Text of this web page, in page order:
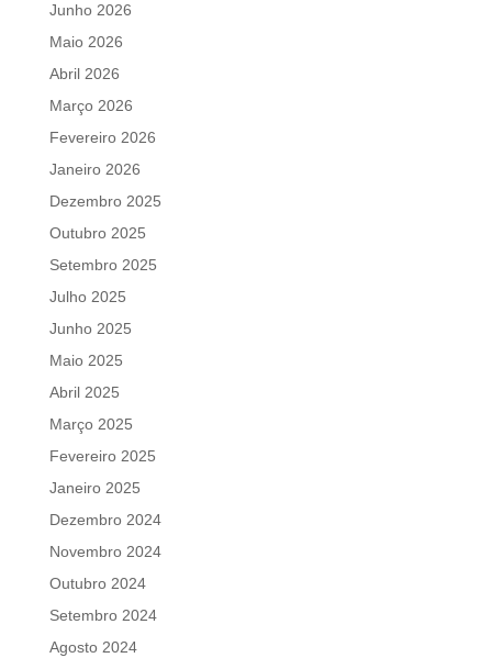
Junho 2026
Maio 2026
Abril 2026
Março 2026
Fevereiro 2026
Janeiro 2026
Dezembro 2025
Outubro 2025
Setembro 2025
Julho 2025
Junho 2025
Maio 2025
Abril 2025
Março 2025
Fevereiro 2025
Janeiro 2025
Dezembro 2024
Novembro 2024
Outubro 2024
Setembro 2024
Agosto 2024